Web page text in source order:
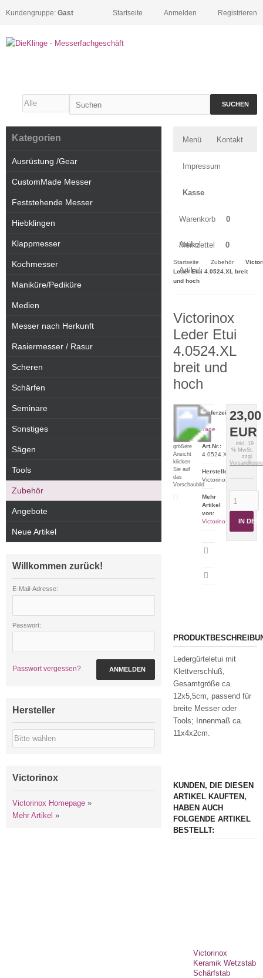
Kundengruppe: Gast Registrieren
Anmelden
Startseite
SUCHEN
Menü Kontakt
Impressum
Kasse
Warenkorb 0
Artikel
Merkzettel 0
Artikel
Startseite Zubehör
Leder Etui 4.0524.XL breit
und hoch
Victorinox
Leder Etui
4.0524.XL
breit und
hoch
Für eine
größere
Ansicht
klicken
Sie auf
das
Vorschaubild
23,00
EUR
inkl. 19
% MwSt.
zzgl.
IN DEN
Lieferzeit:
2-5
Tage
Art.Nr.:
4.0524.XL
Hersteller:
Victorinox
Mehr
Artikel
von:
Victorinox
Ledergürteletui mit
Klettverschluß,
Gesamtgröße ca.
12x5,5cm, passend für
breite Messer oder
Tools; Innenmaß ca.
11x4x2cm.
KUNDEN, DIE DIESEN
ARTIKEL KAUFTEN,
HABEN AUCH
FOLGENDE ARTIKEL
BESTELLT:
Victorinox
Keramik Wetzstab
Schärfstab
Kategorien
Ausrüstung /Gear
CustomMade Messer
Feststehende Messer
Hiebklingen
Klappmesser
Kochmesser
Maniküre/Pediküre
Medien
Messer nach Herkunft
Rasiermesser / Rasur
Scheren
Schärfen
Seminare
Sonstiges
Sägen
Tools
Zubehör
Angebote
Neue Artikel
Willkommen zurück!
E-Mail-Adresse:
Passwort:
Passwort vergessen? ANMELDEN
Hersteller
Victorinox
Victorinox Homepage »
Mehr Artikel »